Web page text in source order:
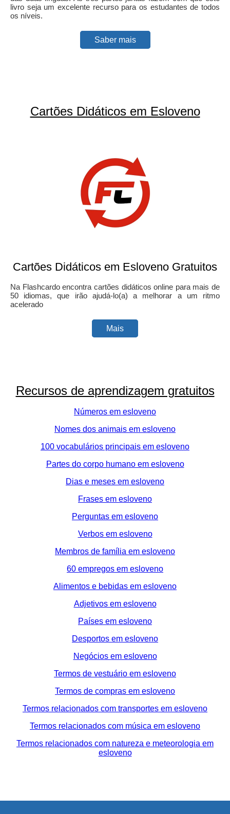
livro seja um excelente recurso para os estudantes de todos
os níveis.
Saber mais
Cartões Didáticos em Esloveno
Cartões Didáticos em Esloveno Gratuitos
Na Flashcardo encontra cartões didáticos online para mais de
50 idiomas, que irão ajudá-lo(a) a melhorar a um ritmo
acelerado
Mais
Recursos de aprendizagem gratuitos
Números em esloveno
Nomes dos animais em esloveno
100 vocabulários principais em esloveno
Partes do corpo humano em esloveno
Dias e meses em esloveno
Frases em esloveno
Perguntas em esloveno
Verbos em esloveno
Membros de família em esloveno
60 empregos em esloveno
Alimentos e bebidas em esloveno
Adjetivos em esloveno
Países em esloveno
Desportos em esloveno
Negócios em esloveno
Termos de vestuário em esloveno
Termos de compras em esloveno
Termos relacionados com transportes em esloveno
Termos relacionados com música em esloveno
Termos relacionados com natureza e meteorologia em
esloveno